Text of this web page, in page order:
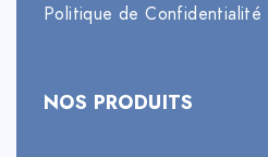
Politique de Confidentialité
NOS PRODUITS